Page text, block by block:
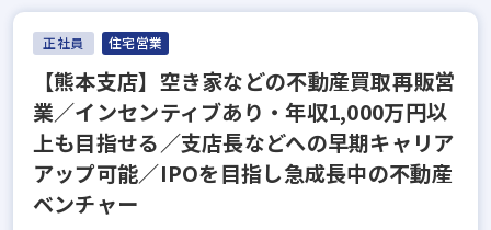
正社員 住宅営業
【熊本支店】空き家などの不動産買取再販営
業／インセンティブあり・年収1,000万円以
上も目指せる／支店長などへの早期キャリア
アップ可能／IPOを目指し急成長中の不動産
ベンチャー